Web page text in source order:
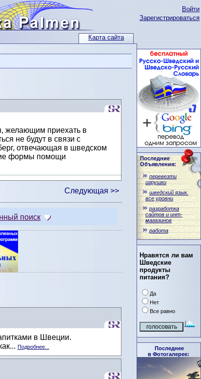
Карта сайта
Войти
Зарегистрироваться
Последние
Объявления:
перевезти
игрушки
шведский язык.
все уровни
разработка
сайтов и инт-
магазинов
работа
Нравятся ли вам
Шведские
продукты
питания?
Да
Нет
Все равно
Последнее
в Фотогалерее:
желающим приехать в
не будут в связи с
отвечающая в шведском
формы помощи
Следующая >>
поиск
в Швеции.
Подробнее...